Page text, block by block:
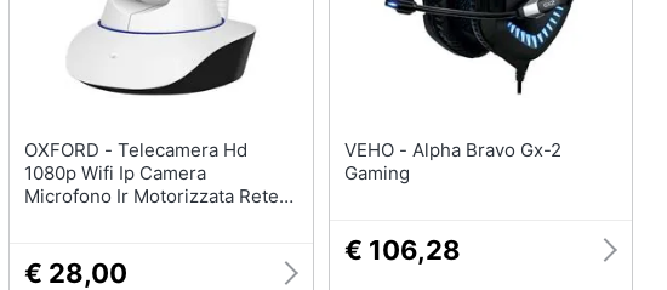
OXFORD - Telecamera Hd
1080p Wifi Ip Camera
Microfono Ir Motorizzata Rete
€ 28,00
VEHO - Alpha Bravo Gx-2
Gaming
€ 106,28